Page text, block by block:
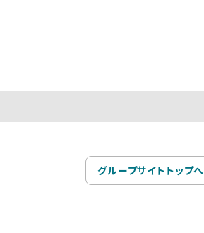
グループサイトトップへ